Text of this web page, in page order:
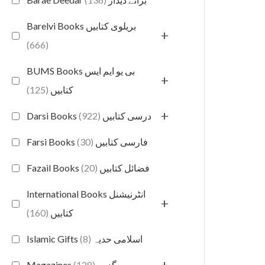
Barelvi Books بریلوی کتابیں
(666)
+
BUMS Books بی یو ایم ایس
کتابیں (125)
+
Darsi Books درسی کتابیں (922) +
Farsi Books فارسی کتابیں (30)
Fazail Books فضائل کتابیں (20)
International Books انٹرنیشنل
کتابیں (160)
+
Islamic Gifts اسلامی حدیہ (8)